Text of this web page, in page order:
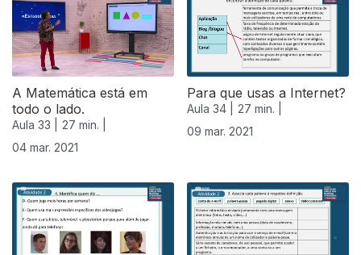
A Matemática está em
todo o lado.
Aula 33 |
27 min. |
04 mar. 2021
Para que usas a Internet?
Aula 34 |
27 min. |
09 mar. 2021
530856